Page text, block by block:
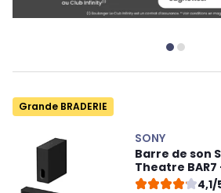
Grande BRADERIE
SONY
Barre de son
Theatre BAR7
4,1/